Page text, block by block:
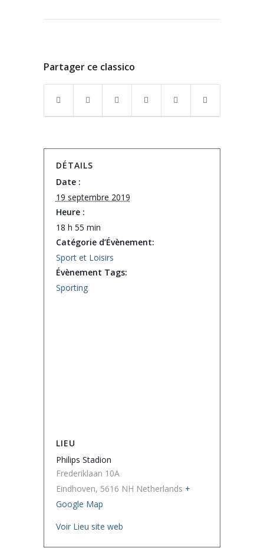
Partager ce classico
DÉTAILS
Date :
19 septembre 2019
Heure :
18 h 55 min
Catégorie d’Évènement:
Sport et Loisirs
Évènement Tags:
Sporting
LIEU
Philips Stadion
Frederiklaan 10A
Eindhoven, 5616 NH Netherlands +
Google Map
Voir Lieu site web